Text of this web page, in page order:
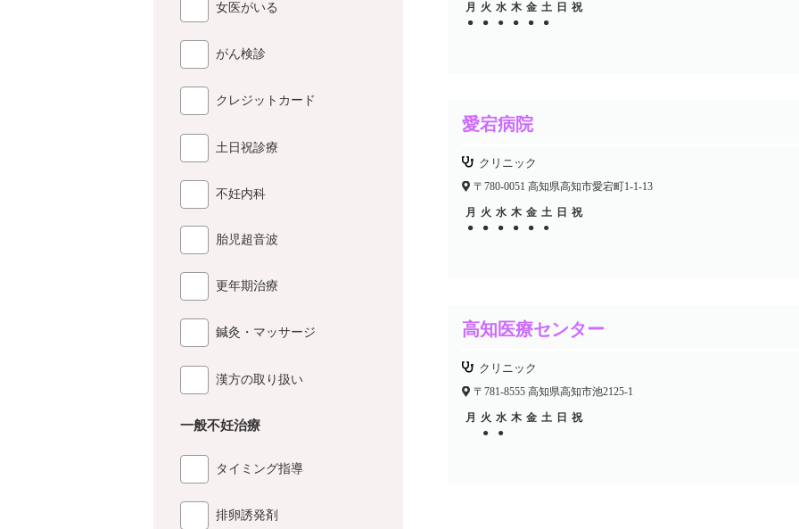
女医がいる
がん検診
クレジットカード
土日祝診療
不妊内科
胎児超音波
更年期治療
鍼灸・マッサージ
漢方の取り扱い
一般不妊治療
タイミング指導
排卵誘発剤
月 火 水 木 金 土 日 祝
●
● ● ● ●
● ● ● ●
● ●
愛宕病院
クリニック
〒780-0051 高知県高知市愛宕町1-1-13
月 火 水 木 金 土 日 祝
●
● ● ● ● ●
● ● ● ● ●
高知医療センター
クリニック
〒781-8555 高知県高知市池2125-1
月 火 水 木 金 土 日 祝
●
●